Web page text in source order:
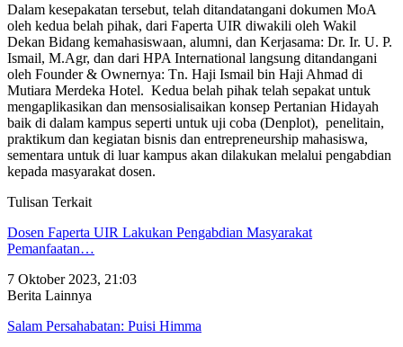
Dalam kesepakatan tersebut, telah ditandatangani dokumen MoA
oleh kedua belah pihak, dari Faperta UIR diwakili oleh Wakil
Dekan Bidang kemahasiswaan, alumni, dan Kerjasama: Dr. Ir. U. P.
Ismail, M.Agr, dan dari HPA International langsung ditandangani
oleh Founder & Ownernya: Tn. Haji Ismail bin Haji Ahmad di
Mutiara Merdeka Hotel. Kedua belah pihak telah sepakat untuk
mengaplikasikan dan mensosialisaikan konsep Pertanian Hidayah
baik di dalam kampus seperti untuk uji coba (Denplot), penelitain,
praktikum dan kegiatan bisnis dan entrepreneurship mahasiswa,
sementara untuk di luar kampus akan dilakukan melalui pengabdian
kepada masyarakat dosen.
Tulisan Terkait
Dosen Faperta UIR Lakukan Pengabdian Masyarakat
Pemanfaatan…
7 Oktober 2023, 21:03
Berita Lainnya
Salam Persahabatan: Puisi Himma